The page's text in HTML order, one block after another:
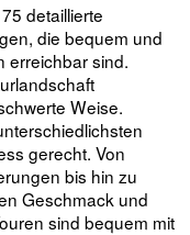
detaillierte
die bequem und
erreichbar sind.
Weise.
gerecht. Von
bis hin zu
Geschmack und
sind bequem mit